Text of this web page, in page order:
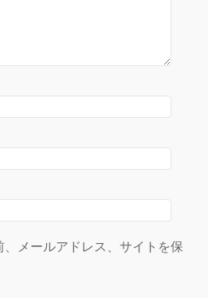
メールアドレス、サイトを保